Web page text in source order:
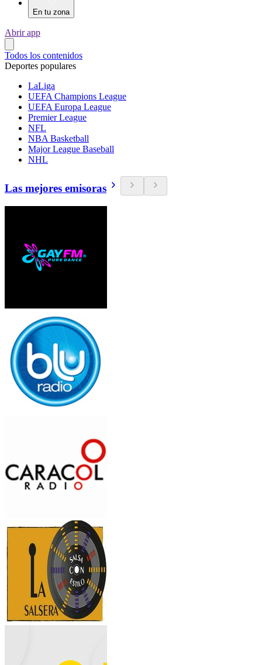
En tu zona
Abrir app
Todos los contenidos
Deportes populares
LaLiga
UEFA Champions League
UEFA Europa League
Premier League
NFL
NBA Basketball
Major League Baseball
NHL
Las mejores emisoras